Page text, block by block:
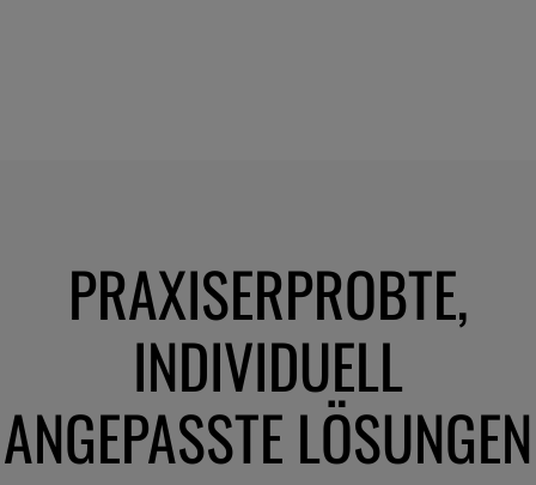
PRAXISERPROBTE,
INDIVIDUELL
ANGEPASSTE LÖSUNGEN